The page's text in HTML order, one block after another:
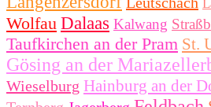
Wolfau Dalaas Kalwang
Taufkirchen an der Pram St.
Gösing an der
Wieselburg Hainburg an der